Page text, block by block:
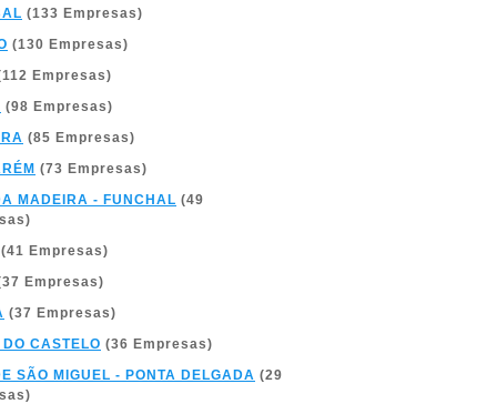
(133 Empresas)
(130 Empresas)
Empresas)
(98 Empresas)
(85 Empresas)
(73 Empresas)
MADEIRA - FUNCHAL (49
(41 Empresas)
Empresas)
(37 Empresas)
CASTELO (36 Empresas)
SÃO MIGUEL - PONTA DELGADA (29